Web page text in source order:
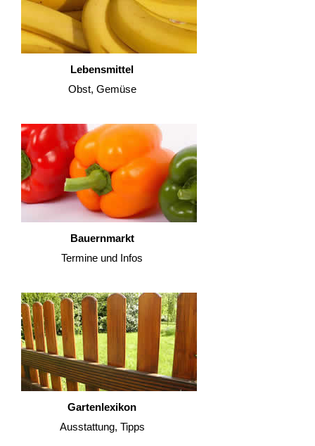
Lebensmittel
Obst, Gemüse
Bauernmarkt
Termine und Infos
Gartenlexikon
Ausstattung, Tipps